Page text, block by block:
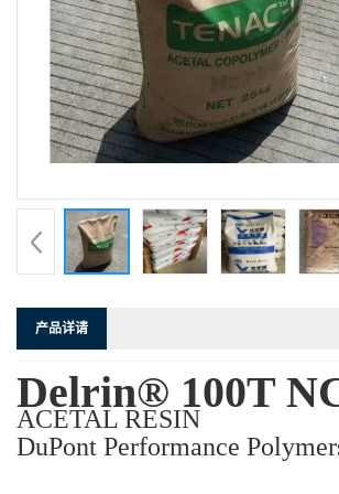
产品详请
Delrin® 100T
ACETAL RESIN
DuPont Performance